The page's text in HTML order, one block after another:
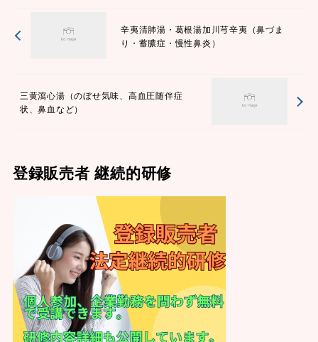
辛夷清肺湯・葛根湯加川芎辛夷（鼻づま
り・蓄膿症・慢性鼻炎）
三黄瀉心湯（のぼせ気味、高血圧随伴症
状、鼻血など）
登録販売者 継続的研修